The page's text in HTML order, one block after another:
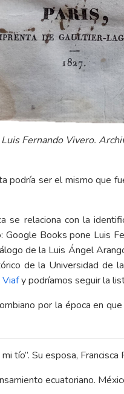
Fernando Vivero.
ser el mismo que
se relaciona con la
Google Books pone Luis
de la Luis Ángel
de la Universidad de
Viafy podríamos seguir la
por la época en
tío”. Su esposa,
ecuatoriano.